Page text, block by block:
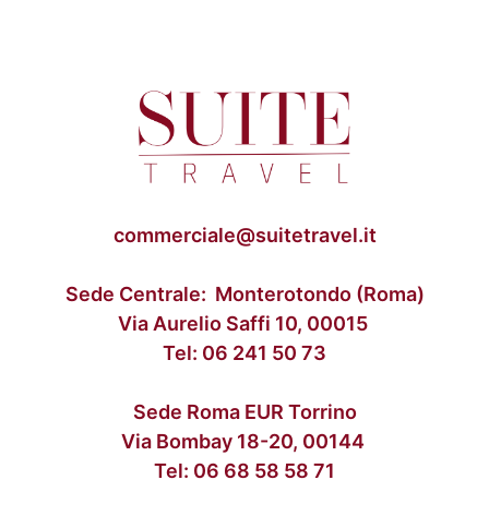
commerciale@suitetravel.it
Sede Centrale: Monterotondo (Roma)
Via Aurelio Saffi 10, 00015
Tel: 06 241 50 73
Sede Roma EUR Torrino
Via Bombay 18-20, 00144
Tel: 06 68 58 58 71